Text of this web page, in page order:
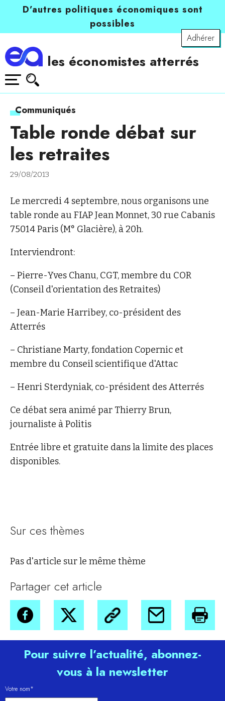
D’autres politiques économiques sont
possibles
Adhérer
les économistes atterrés
Communiqués
Table ronde débat sur
les retraites
29/08/2013
Le mercredi 4 septembre, nous organisons une
table ronde au FIAP Jean Monnet, 30 rue Cabanis
75014 Paris (M° Glacière), à 20h.
Interviendront:
– Pierre-Yves Chanu, CGT, membre du COR
(Conseil d'orientation des Retraites)
– Jean-Marie Harribey, co-président des
Atterrés
– Christiane Marty, fondation Copernic et
membre du Conseil scientifique d'Attac
– Henri Sterdyniak, co-président des Atterrés
Ce débat sera animé par Thierry Brun,
journaliste à Politis
Entrée libre et gratuite dans la limite des places
disponibles.
Sur ces thèmes
Pas d'article sur le même thème
Partager cet article
Pour suivre l’actualité, abonnez-
vous à la newsletter
Votre nom*